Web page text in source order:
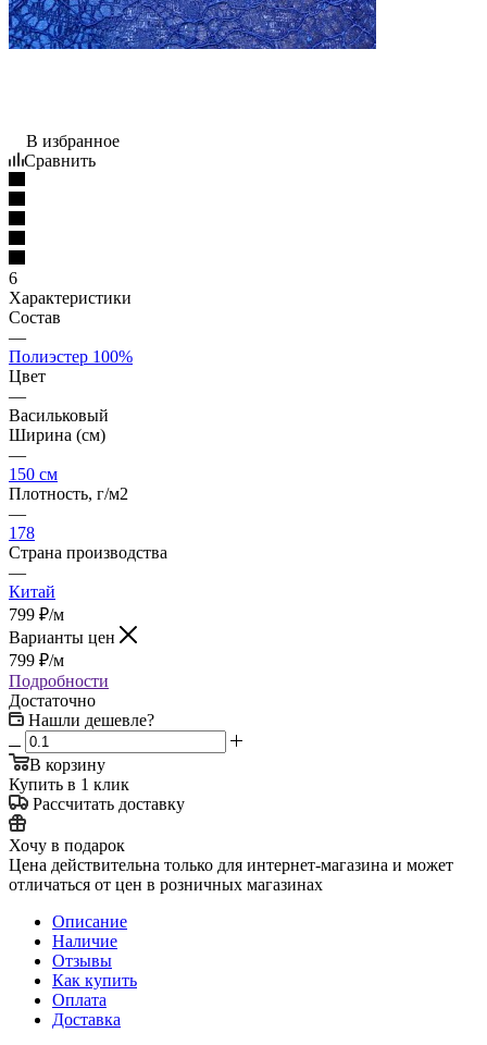
В избранное
Сравнить
6
Характеристики
Состав
—
Полиэстер 100%
Цвет
—
Васильковый
Ширина (см)
—
150 см
Плотность, г/м2
—
178
Страна производства
—
Китай
799 ₽/м
Варианты цен
799 ₽/м
Подробности
Достаточно
Нашли дешевле?
В корзину
Купить в 1 клик
Рассчитать доставку
Хочу в подарок
Цена действительна только для интернет-магазина и может
отличаться от цен в розничных магазинах
Описание
Наличие
Отзывы
Как купить
Оплата
Доставка